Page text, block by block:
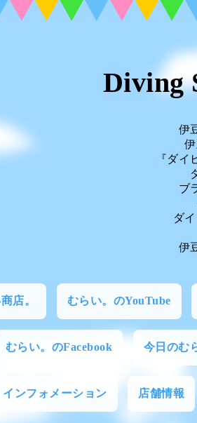
Diving
伊
『ダイ
ブ
ダ
伊
店。 むらい。のYouTube
むらい。のFacebook 今日のむ
インフォメーション 店舗情報